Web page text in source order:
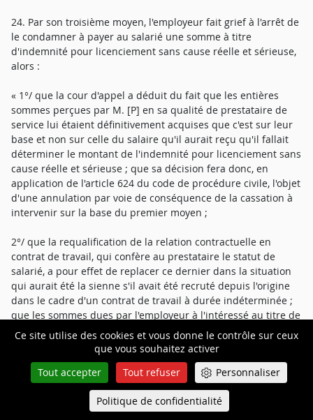
Ce site utilise des cookies et vous donne le contrôle sur ceux
que vous souhaitez activer
Tout accepter
Tout refuser Personnaliser
Politique de confidentialité
24. Par son troisième moyen, l'employeur fait grief à l'arrêt de
le condamner à payer au salarié une somme à titre
d'indemnité pour licenciement sans cause réelle et sérieuse,
alors :
« 1°/ que la cour d'appel a déduit du fait que les entières
sommes perçues par M. [P] en sa qualité de prestataire de
service lui étaient définitivement acquises que c'est sur leur
base et non sur celle du salaire qu'il aurait reçu qu'il fallait
déterminer le montant de l'indemnité pour licenciement sans
cause réelle et sérieuse ; que sa décision fera donc, en
application de l'article 624 du code de procédure civile, l'objet
d'une annulation par voie de conséquence de la cassation à
intervenir sur la base du premier moyen ;
2°/ que la requalification de la relation contractuelle en
contrat de travail, qui confère au prestataire le statut de
salarié, a pour effet de replacer ce dernier dans la situation
qui aurait été la sienne s'il avait été recruté depuis l'origine
dans le cadre d'un contrat de travail à durée indéterminée ;
que les sommes dues par l'employeur à l'intéressé au titre de
la rupture de la relation contractuelle doivent donc être
calculées sur la base du salaire qui aurait été le sien ; qu'en
déterminant le montant de l'indemnité pour licenciement
sans cause réelle et sérieuse sur la base de la rémunération
mensuelle moyenne perçue par M. [P] en qualité de
prestataire, soit 6 787,50 euros, et non sur la base du salaire
Queue-Fair